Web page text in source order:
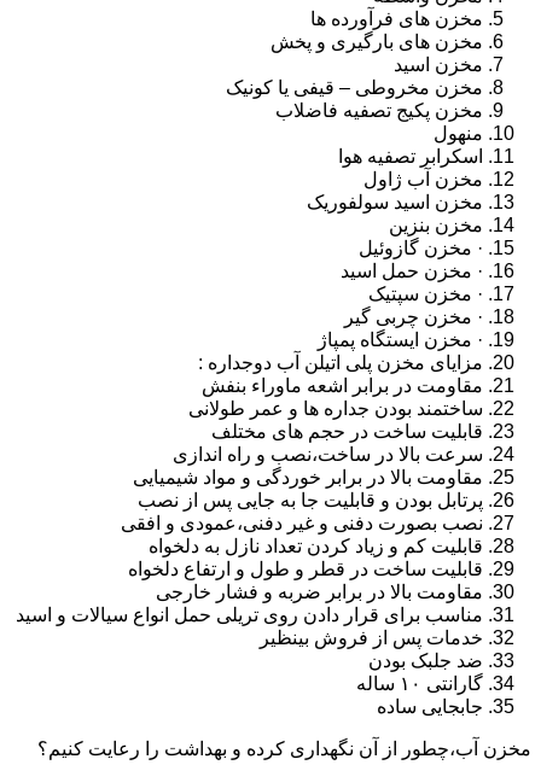
مخزن های فرآورده ها
مخزن های بارگیری و پخش
مخزن اسید
مخزن مخروطی – قیفی یا کونیک
مخزن پکیج تصفیه فاضلاب
منهول
اسکرابر تصفیه هوا
مخزن آب ژاول
مخزن اسید سولفوریک
مخزن بنزین
· مخزن گازوئیل
· مخزن حمل اسید
· مخزن سپتیک
· مخزن چربی گیر
· مخزن ایستگاه پمپاژ
مزایای مخزن پلی اتیلن آب دوجداره :
مقاومت در برابر اشعه ماوراء بنفش
ساختمند بودن جداره ها و عمر طولانی
قابلیت ساخت در حجم های مختلف
سرعت بالا در ساخت،نصب و راه اندازی
مقاومت بالا در برابر خوردگی و مواد شیمیایی
پرتابل بودن و قابلیت جا به جایی پس از نصب
نصب بصورت دفنی و غیر دفنی،عمودی و افقی
قابلیت کم و زیاد کردن تعداد نازل به دلخواه
قابلیت ساخت در قطر و طول و ارتفاع دلخواه
مقاومت بالا در برابر ضربه و فشار خارجی
مناسب برای قرار دادن روی تریلی حمل انواع سیالات و اسید
خدمات پس از فروش بینظیر
ضد جلبک بودن
گارانتی ۱۰ ساله
جابجایی ساده
مخزن آب،چطور از آن نگهداری کرده و بهداشت را رعایت کنیم؟